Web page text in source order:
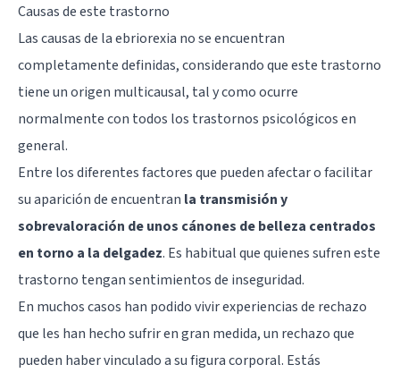
Causas de este trastorno
Las causas de la ebriorexia no se encuentran
completamente definidas, considerando que este trastorno
tiene un origen multicausal, tal y como ocurre
normalmente con todos los trastornos psicológicos en
general.
Entre los diferentes factores que pueden afectar o facilitar
su aparición de encuentran la transmisión y
sobrevaloración de unos cánones de belleza centrados
en torno a la delgadez. Es habitual que quienes sufren este
trastorno tengan sentimientos de inseguridad.
En muchos casos han podido vivir experiencias de rechazo
que les han hecho sufrir en gran medida, un rechazo que
pueden haber vinculado a su figura corporal. Estás